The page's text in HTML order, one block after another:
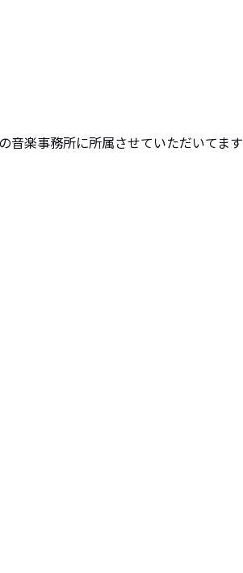
音楽事務所に所属させていただいてます